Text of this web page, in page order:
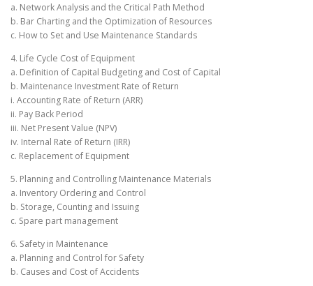
a. Network Analysis and the Critical Path Method
b. Bar Charting and the Optimization of Resources
c. How to Set and Use Maintenance Standards
4. Life Cycle Cost of Equipment
a. Definition of Capital Budgeting and Cost of Capital
b. Maintenance Investment Rate of Return
i. Accounting Rate of Return (ARR)
ii. Pay Back Period
iii. Net Present Value (NPV)
iv. Internal Rate of Return (IRR)
c. Replacement of Equipment
5. Planning and Controlling Maintenance Materials
a. Inventory Ordering and Control
b. Storage, Counting and Issuing
c. Spare part management
6. Safety in Maintenance
a. Planning and Control for Safety
b. Causes and Cost of Accidents